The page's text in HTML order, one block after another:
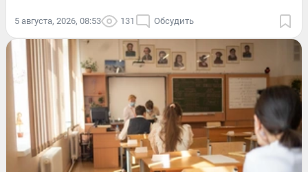
5 августа, 2026, 08:53 131 Обсудить